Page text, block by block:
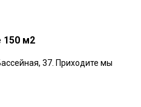
150 м2
37. Приходите мы